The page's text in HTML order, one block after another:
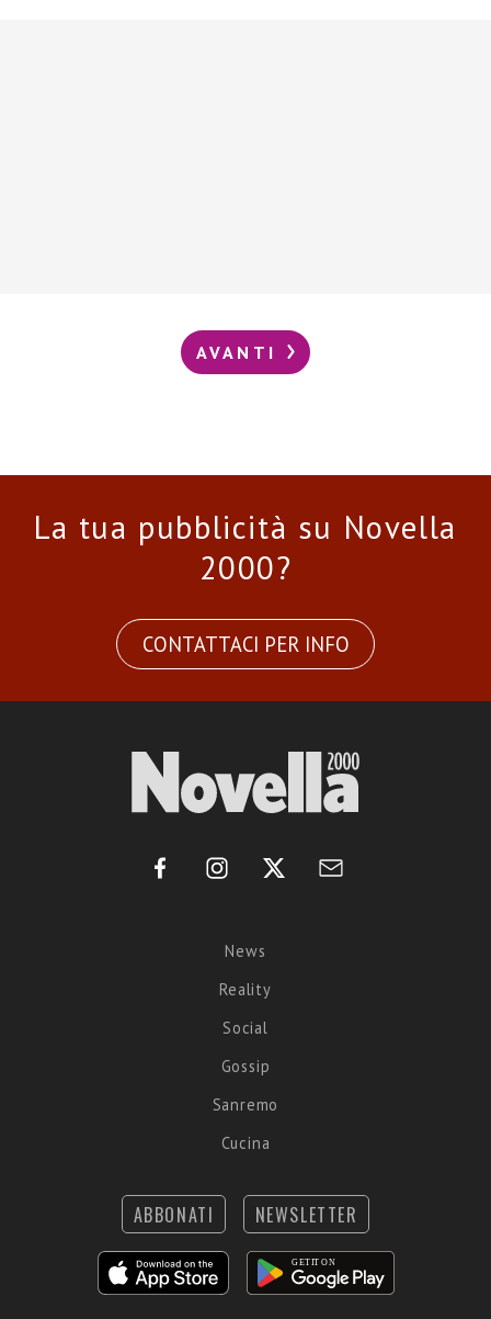
AVANTI
La tua pubblicità su Novella
2000?
CONTATTACI PER INFO
News
Reality
Social
Gossip
Sanremo
Cucina
ABBONATI NEWSLETTER